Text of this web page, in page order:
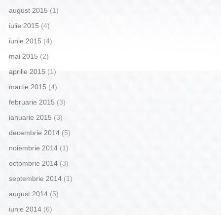
august 2015 (1)
iulie 2015 (4)
iunie 2015 (4)
mai 2015 (2)
aprilie 2015(1)
martie 2015 (4)
februarie 2015 (3)
ianuarie 2015 (3)
decembrie 2014(5)
noiembrie 2014(1)
octombrie 2014(3)
septembrie 2014(1)
august 2014(5)
iunie 2014(6)